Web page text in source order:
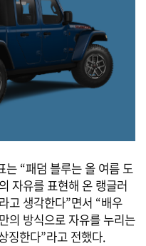
는 “패덤 블루는 올 여름 도
자유를 표현해 온 랭글러
고 생각한다”면서 “배우
의 방식으로 자유를 누리는
징한다”라고 전했다.